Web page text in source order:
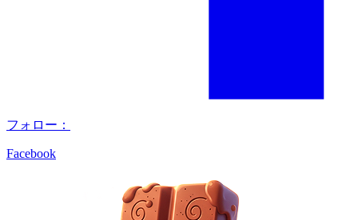
フォロー：
Facebook